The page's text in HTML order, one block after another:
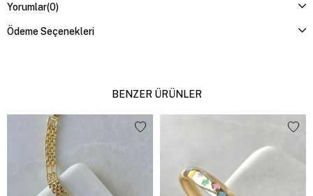
Yorumlar(0)
Ödeme Seçenekleri
BENZER ÜRÜNLER